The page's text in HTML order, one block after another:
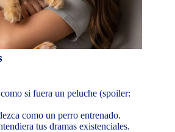
si fuera un peluche (spoiler:
como un perro entrenado.
tus dramas existenciales.